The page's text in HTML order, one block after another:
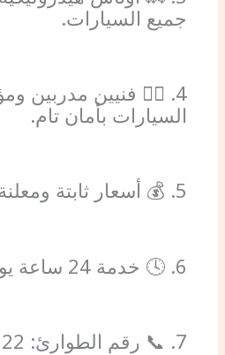
جميع السيارات.
4. 👷‍♂️ فنيين مدربين
السيارات بأمان تام.
5. 💰 أسعار ثابتة ومعلنة مسبقًا.
6. 🕓 خدمة 24 ساعة يوميًا.
7. 📞 رقم الطوارئ: 01128270022